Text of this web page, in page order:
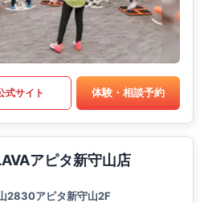
式サイト 体験・相談予約
アピタ新守山店
2830アピタ新守山2F